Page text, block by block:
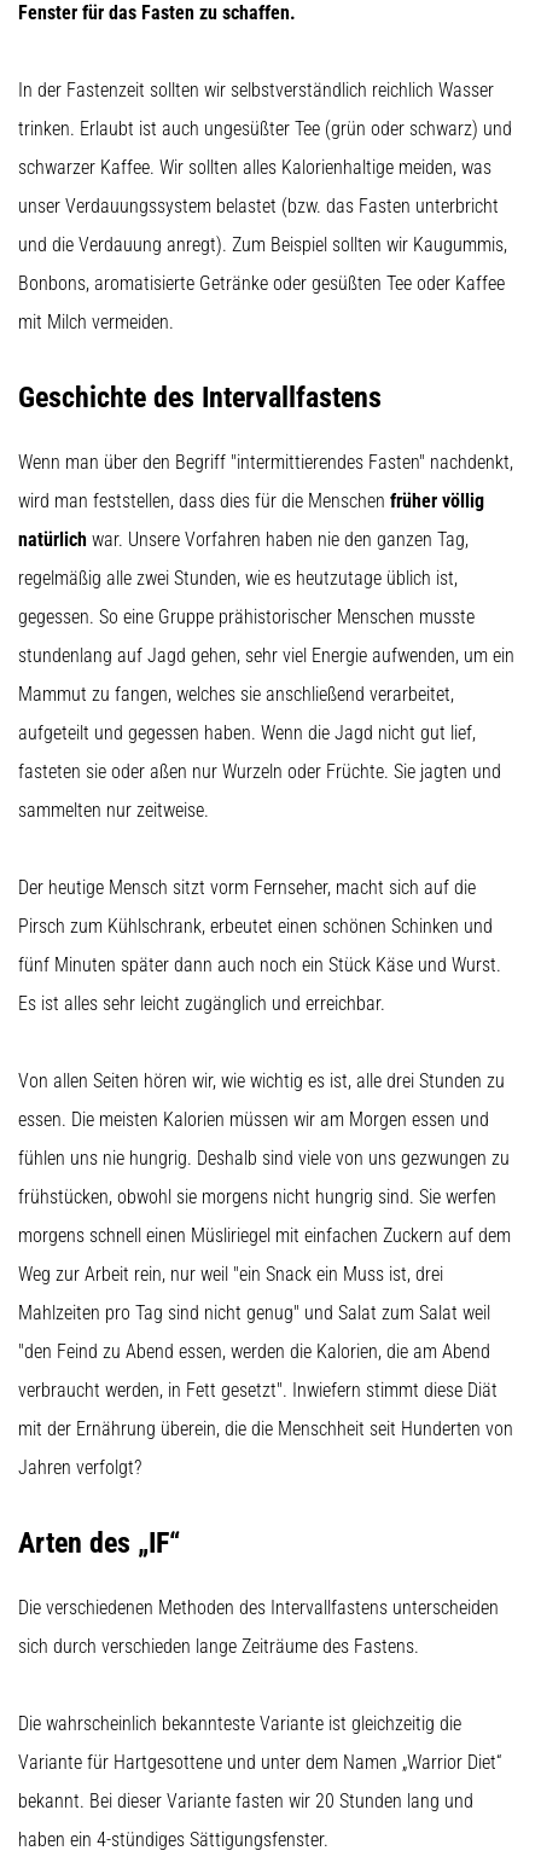
Prävention
Läuferknie,
auch
bekannt
als
Iliotibiales
Bandsyndrom
(ITBS),
ist
weit
gesundheitliches
Problem,
Artikel
anzeigen
Fenster für das Fasten zu schaffen.
In der Fastenzeit sollten wir selbstverständlich reichlich Wasser
trinken. Erlaubt ist auch ungesüßter Tee (grün oder schwarz) und
schwarzer Kaffee. Wir sollten alles Kalorienhaltige meiden, was
unser Verdauungssystem belastet (bzw. das Fasten unterbricht
und die Verdauung anregt). Zum Beispiel sollten wir Kaugummis,
Bonbons, aromatisierte Getränke oder gesüßten Tee oder Kaffee
mit Milch vermeiden.
Geschichte des Intervallfastens
Wenn man über den Begriff "intermittierendes Fasten" nachdenkt,
wird man feststellen, dass dies für die Menschen früher völlig
natürlich war. Unsere Vorfahren haben nie den ganzen Tag,
regelmäßig alle zwei Stunden, wie es heutzutage üblich ist,
gegessen. So eine Gruppe prähistorischer Menschen musste
stundenlang auf Jagd gehen, sehr viel Energie aufwenden, um ein
Mammut zu fangen, welches sie anschließend verarbeitet,
aufgeteilt und gegessen haben. Wenn die Jagd nicht gut lief,
fasteten sie oder aßen nur Wurzeln oder Früchte. Sie jagten und
sammelten nur zeitweise.
Der heutige Mensch sitzt vorm Fernseher, macht sich auf die
Pirsch zum Kühlschrank, erbeutet einen schönen Schinken und
fünf Minuten später dann auch noch ein Stück Käse und Wurst.
Es ist alles sehr leicht zugänglich und erreichbar.
Von allen Seiten hören wir, wie wichtig es ist, alle drei Stunden zu
essen. Die meisten Kalorien müssen wir am Morgen essen und
fühlen uns nie hungrig. Deshalb sind viele von uns gezwungen zu
frühstücken, obwohl sie morgens nicht hungrig sind. Sie werfen
morgens schnell einen Müsliriegel mit einfachen Zuckern auf dem
Weg zur Arbeit rein, nur weil "ein Snack ein Muss ist, drei
Mahlzeiten pro Tag sind nicht genug" und Salat zum Salat weil
"den Feind zu Abend essen, werden die Kalorien, die am Abend
verbraucht werden, in Fett gesetzt". Inwiefern stimmt diese Diät
mit der Ernährung überein, die die Menschheit seit Hunderten von
Jahren verfolgt?
Arten des „IF“
Die verschiedenen Methoden des Intervallfastens unterscheiden
sich durch verschieden lange Zeiträume des Fastens.
Die wahrscheinlich bekannteste Variante ist gleichzeitig die
Variante für Hartgesottene und unter dem Namen „Warrior Diet“
bekannt. Bei dieser Variante fasten wir 20 Stunden lang und
haben ein 4-stündiges Sättigungsfenster.